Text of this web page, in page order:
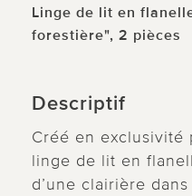
Linge de lit en
forestière", 2 pièces
Descriptif
Créé en exclusivité
linge de lit en
d’une clairière